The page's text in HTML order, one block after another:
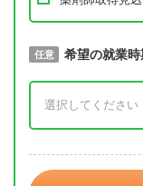
必須 取得予定年
任意 希望の就業時